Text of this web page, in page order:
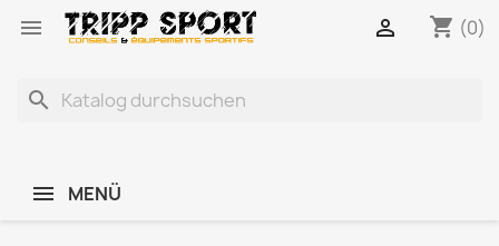
 shopping_cart (0)

search
MENÜ